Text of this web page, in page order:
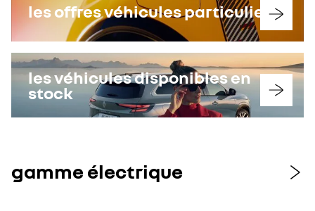
les offres véhicules particuliers
les véhicules disponibles en
stock
gamme électrique